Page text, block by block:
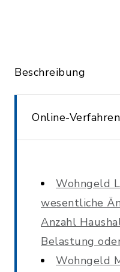
Beschreibung
Online-Verfahren
Wohngeld
wesentliche
Anzahl
Belastung
Wohngeld